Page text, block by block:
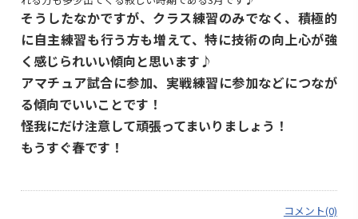
そうしたなかですが、クラス練習のみでなく、積極的
に自主練習も行う方も増えて、特に技術の向上心が強
く感じられいい傾向と思います♪
アマチュア試合に参加、実戦練習に参加などにつなが
る傾向でいいことです！
怪我にだけ注意して頑張ってまいりましょう！
もうすぐ春です！
コメント(0)